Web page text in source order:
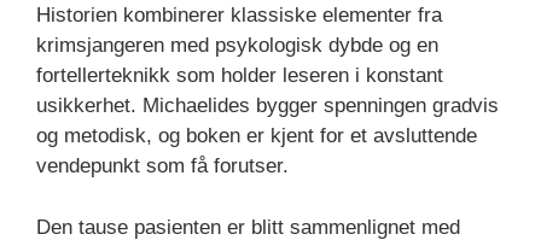
Historien kombinerer klassiske elementer fra
krimsjangeren med psykologisk dybde og en
fortellerteknikk som holder leseren i konstant
usikkerhet. Michaelides bygger spenningen gradvis
og metodisk, og boken er kjent for et avsluttende
vendepunkt som få forutser.
Den tause pasienten er blitt sammenlignet med